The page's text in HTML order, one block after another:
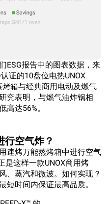
ESG报告中的图表数据，来
证的10盘位电热UNOX
烤箱与经典商用电动及燃气
究表明，与燃气油炸锅相
高达56%。
行空气炸？
速烤万能蒸烤箱中进行空气
是这样一款UNOX商用烤
、蒸汽和微波。如何实现？
短时间内保证最高品质。